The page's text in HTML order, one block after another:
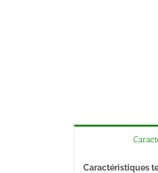
Caractéristiques